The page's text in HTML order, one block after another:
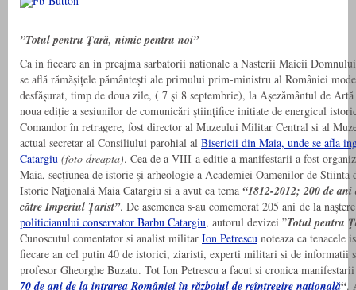
”Totul pentru Ţară, nimic pentru noi”
Ca in fiecare an in preajma sarbatorii nationale a Nasterii Maicii
se află rămășițele pământești ale primului prim-ministru al României
desfășurat, timp de doua zile, ( 7 și 8 septembrie), la Așezământul de
noua ediție a sesiunilor de comunicări științifice initiate de energicul
Comandor în retragere, fost director al Muzeului Militar Central si al
actual secretar al Consiliului parohial al Bisericii din Maia, unde se afla
Catargiu (foto dreapta). Cea de a VIII-a editie a manifestarii a fost
Maia, secțiunea de istorie și arheologie a Academiei Oamenilor de
Istorie Naţională Maia Catargiu si a avut ca tema “1812-2012; 200 de
către Imperiul Țarist”. De asemenea s-au comemorat 205 ani de la
politicianului conservator Barbu Catargiu, autorul devizei ”Totul pentru
Cunoscutul comentator si analist militar Ion Petrescu noteaza ca tenacele
fiecare an cel putin 40 de istorici, ziaristi, experti militari si de informatii
profesor Gheorghe Buzatu. Tot Ion Petrescu a facut si cronica
70 de ani de la intrarea României în războiul de reîntregire naţională“.